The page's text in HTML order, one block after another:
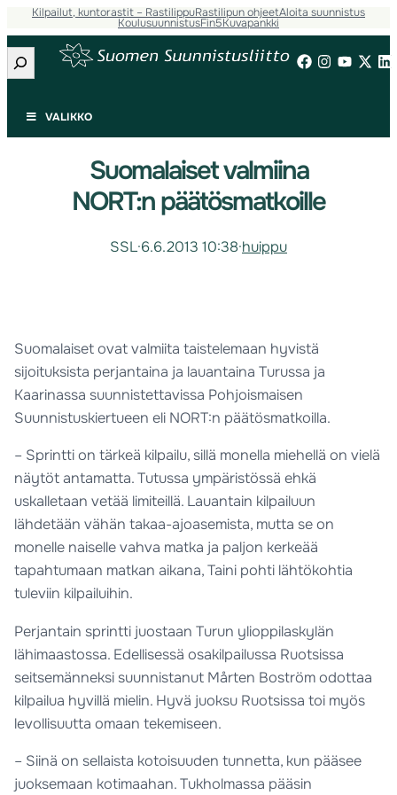
Kilpailut, kuntorastit – RastilippuRastilipun ohjeetAloita suunnistus
KoulusuunnistusFin5Kuvapankki
Etsi
VALIKKO
Suomalaiset valmiina
NORT:n päätösmatkoille
SSL·6.6.2013 10:38·huippu
Suomalaiset ovat valmiita taistelemaan hyvistä
sijoituksista perjantaina ja lauantaina Turussa ja
Kaarinassa suunnistettavissa Pohjoismaisen
Suunnistuskiertueen eli NORT:n päätösmatkoilla.
– Sprintti on tärkeä kilpailu, sillä monella miehellä on vielä
näytöt antamatta. Tutussa ympäristössä ehkä
uskalletaan vetää limiteillä. Lauantain kilpailuun
lähdetään vähän takaa-ajoasemista, mutta se on
monelle naiselle vahva matka ja paljon kerkeää
tapahtumaan matkan aikana, Taini pohti lähtökohtia
tuleviin kilpailuihin.
Perjantain sprintti juostaan Turun ylioppilaskylän
lähimaastossa. Edellisessä osakilpailussa Ruotsissa
seitsemänneksi suunnistanut Mårten Boström odottaa
kilpailua hyvillä mielin. Hyvä juoksu Ruotsissa toi myös
levollisuutta omaan tekemiseen.
– Siinä on sellaista kotoisuuden tunnetta, kun pääsee
juoksemaan kotimaahan. Tukholmassa pääsin